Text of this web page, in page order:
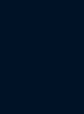
mer, au
et
property